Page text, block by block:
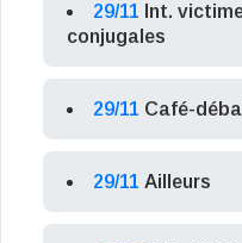
29/11 Int.
conjugales
29/11 Café-
29/11 Ailleurs